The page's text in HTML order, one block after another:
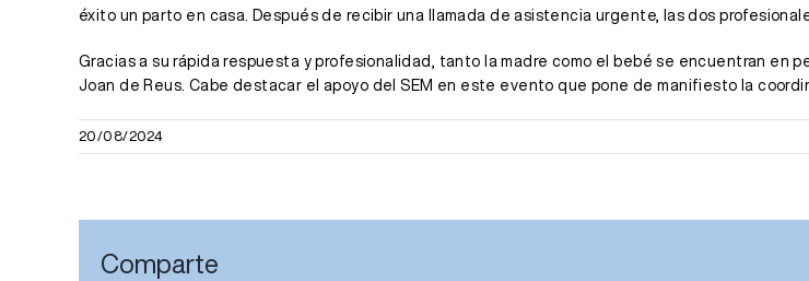
éxito un parto en casa. Después de recibir una llamada de asistencia urgente, las dos
Gracias a su rápida respuesta y profesionalidad, tanto la madre como el bebé se encuentran en
Joan de Reus. Cabe destacar el apoyo del SEM en este evento que pone de manifiesto la
20/08/2024
Comparte